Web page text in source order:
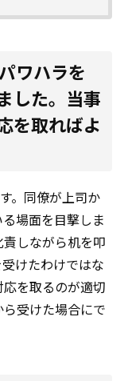
ワハラを
した。当事
を取ればよ
。同僚が上司か
場面を目撃しま
しながら机を叩
けたわけではな
を取るのが適切
受けた場合にで